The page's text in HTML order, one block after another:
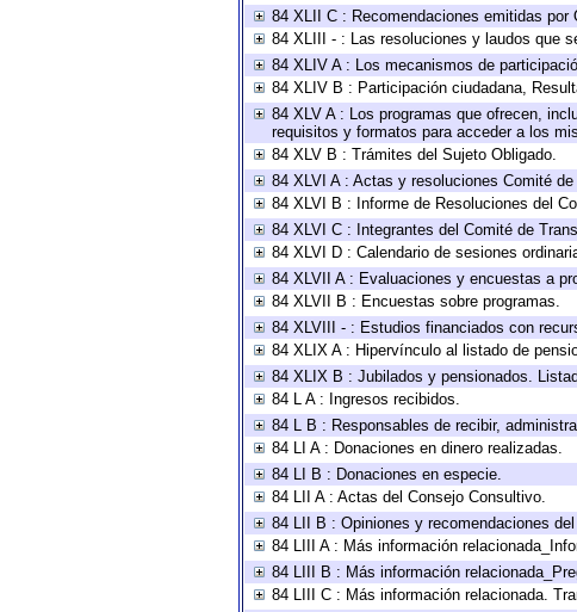
84 XLII C : Recomendaciones emitidas por
84 XLIII - : Las resoluciones y laudos que
84 XLIV A : Los mecanismos de
84 XLIV B : Participación ciudadana,
84 XLV A : Los programas que ofrecen,
requisitos y formatos para acceder a los
84 XLV B : Trámites del Sujeto Obligado.
84 XLVI A : Actas y resoluciones Comité
84 XLVI B : Informe de Resoluciones del
84 XLVI C : Integrantes del Comité de
84 XLVI D : Calendario de sesiones
84 XLVII A : Evaluaciones y encuestas a
84 XLVII B : Encuestas sobre programas.
84 XLVIII - : Estudios financiados con
84 XLIX A : Hipervínculo al listado de
84 XLIX B : Jubilados y pensionados.
84 L A : Ingresos recibidos.
84 L B : Responsables de recibir,
84 LI A : Donaciones en dinero realizadas.
84 LI B : Donaciones en especie.
84 LII A : Actas del Consejo Consultivo.
84 LII B : Opiniones y recomendaciones
84 LIII A : Más información
84 LIII B : Más información
84 LIII C : Más información relacionada.